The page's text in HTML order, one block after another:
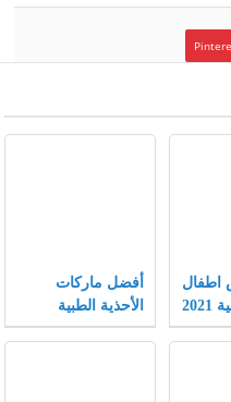
اطفال
أفضل ماركات
الأحذية الطبية
النسائية